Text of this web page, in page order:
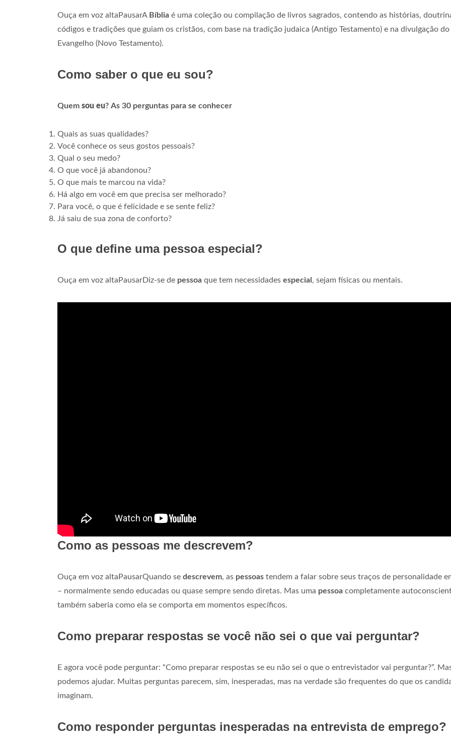
Ouça em voz altaPausarA Bíblia é uma coleção ou compilação de livros sagrados, contendo as histórias,
códigos e tradições que guiam os cristãos, com base na tradição judaica (Antigo Testamento) e na divulgação do
Evangelho (Novo Testamento).
Como saber o que eu sou?
Quem sou eu? As 30 perguntas para se conhecer
Quais as suas qualidades?
Você conhece os seus gostos pessoais?
Qual o seu medo?
O que você já abandonou?
O que mais te marcou na vida?
Há algo em você em que precisa ser melhorado?
Para você, o que é felicidade e se sente feliz?
Já saiu de sua zona de conforto?
O que define uma pessoa especial?
Ouça em voz altaPausarDiz-se de pessoa que tem necessidades especial , sejam físicas ou mentais.
Como as pessoas me descrevem?
Ouça em voz altaPausarQuando se descrevem, as pessoas tendem a falar sobre seus traços de personalidade
– normalmente sendo educadas ou quase sempre sendo diretas. Mas uma pessoa completamente
também saberia como ela se comporta em momentos específicos.
Como preparar respostas se você não sei o que vai perguntar?
E agora você pode perguntar: “Como preparar respostas se eu não sei o que o entrevistador vai perguntar?”.
podemos ajudar. Muitas perguntas parecem, sim, inesperadas, mas na verdade são frequentes do que os
imaginam.
Como responder perguntas inesperadas na entrevista de emprego?